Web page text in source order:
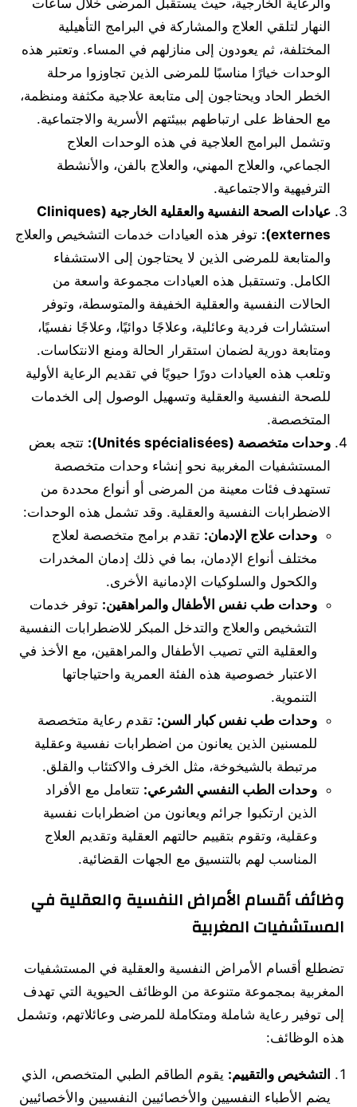
والرعاية الخارجية، حيث يستقبل المرضى خلال ساعات
النهار لتلقي العلاج والمشاركة في البرامج التأهيلية
المختلفة، ثم يعودون إلى منازلهم في المساء. وتعتبر هذه
الوحدات خيارًا مناسبًا للمرضى الذين تجاوزوا مرحلة
الخطر الحاد ويحتاجون إلى متابعة علاجية مكثفة ومنظمة،
مع الحفاظ على ارتباطهم ببيئتهم الأسرية والاجتماعية.
وتشمل البرامج العلاجية في هذه الوحدات العلاج
الجماعي، والعلاج المهني، والعلاج بالفن، والأنشطة
الترفيهية والاجتماعية.
عيادات الصحة النفسية والعقلية الخارجية (Cliniques
externes):
توفر هذه العيادات خدمات التشخيص والعلاج
والمتابعة للمرضى الذين لا يحتاجون إلى الاستشفاء
الكامل. وتستقبل هذه العيادات مجموعة واسعة من
الحالات النفسية والعقلية الخفيفة والمتوسطة، وتوفر
استشارات فردية وعائلية، وعلاجًا دوائيًا، وعلاجًا نفسيًا،
ومتابعة دورية لضمان استقرار الحالة ومنع الانتكاسات.
وتلعب هذه العيادات دورًا حيويًا في تقديم الرعاية الأولية
للصحة النفسية والعقلية وتسهيل الوصول إلى الخدمات
المتخصصة.
وحدات متخصصة (Unités spécialisées
): تتجه بعض
المستشفيات المغربية نحو إنشاء وحدات متخصصة
تستهدف فئات معينة من المرضى أو أنواع محددة من
الاضطرابات النفسية والعقلية. وقد تشمل هذه الوحدات:
وحدات علاج الإدمان: تقدم برامج متخصصة لعلاج
مختلف أنواع الإدمان، بما في ذلك إدمان المخدرات
والكحول والسلوكيات الإدمانية الأخرى.
وحدات طب نفس الأطفال والمراهقين: توفر خدمات
التشخيص والعلاج والتدخل المبكر للاضطرابات النفسية
والعقلية التي تصيب الأطفال والمراهقين، مع الأخذ في
الاعتبار خصوصية هذه الفئة العمرية واحتياجاتها
التنموية.
وحدات طب نفس كبار السن: تقدم رعاية متخصصة
للمسنين الذين يعانون من اضطرابات نفسية وعقلية
مرتبطة بالشيخوخة، مثل الخرف والاكتئاب والقلق.
وحدات الطب النفسي الشرعي: تتعامل مع الأفراد
الذين ارتكبوا جرائم ويعانون من اضطرابات نفسية
وعقلية، وتقوم بتقييم حالتهم العقلية وتقديم العلاج
المناسب لهم بالتنسيق مع الجهات القضائية.
وظائف أقسام الأمراض النفسية والعقلية في
المستشفيات المغربية
تضطلع أقسام الأمراض النفسية والعقلية في المستشفيات
المغربية بمجموعة متنوعة من الوظائف الحيوية التي تهدف
إلى توفير رعاية شاملة ومتكاملة للمرضى وعائلاتهم، وتشمل
هذه الوظائف:
التشخيص والتقييم: يقوم الطاقم الطبي المتخصص، الذي
يضم الأطباء النفسيين والأخصائيين النفسيين والأخصائيين